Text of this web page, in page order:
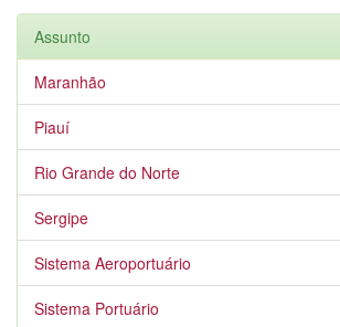
Assunto
Maranhão
Piauí
Rio Grande do Norte
Sergipe
Sistema Aeroportuário
Sistema Portuário